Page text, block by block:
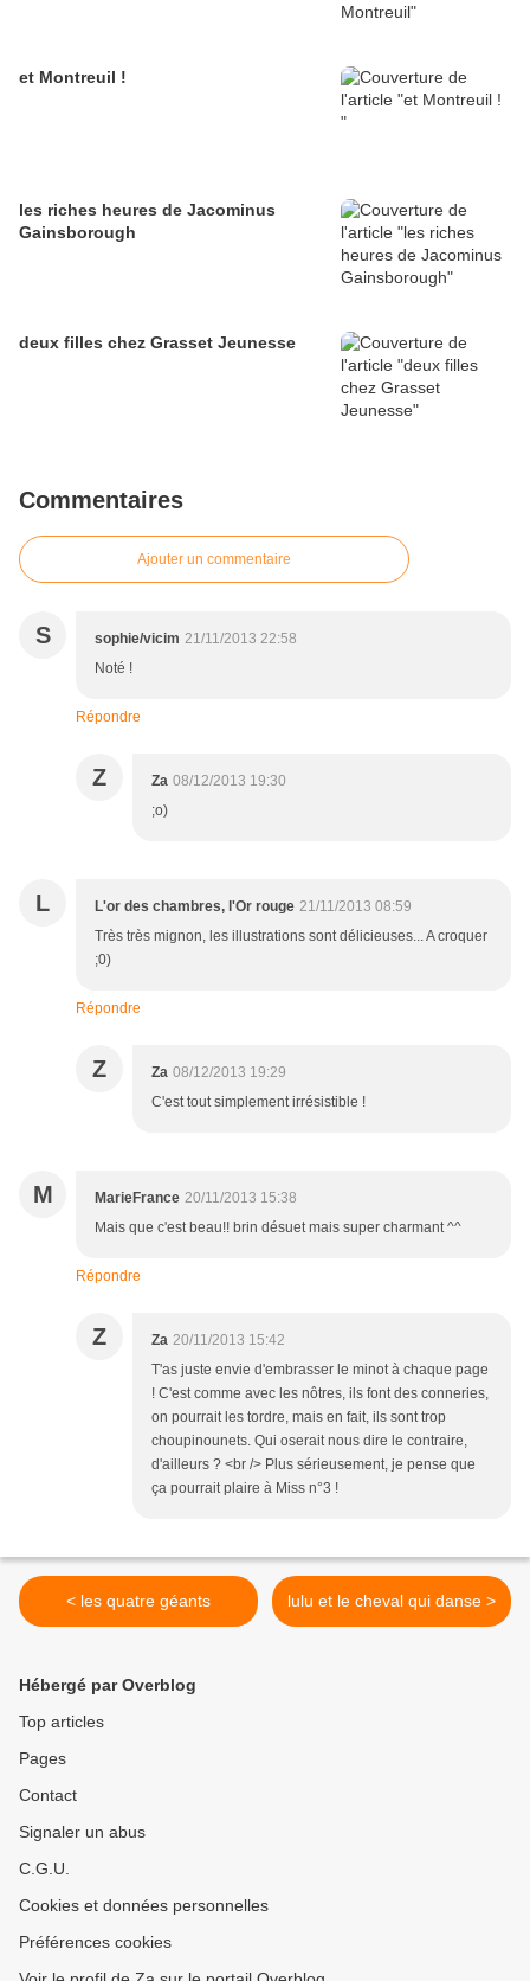
et Montreuil !
les riches heures de Jacominus
Gainsborough
deux filles chez Grasset Jeunesse
Commentaires
Ajouter un commentaire
S sophie/vicim 21/11/2013 22:58
Noté !
Répondre
Z Za 08/12/2013 19:30
;o)
L L'or des chambres, l'Or rouge 21/11/2013 08:59
Très très mignon, les illustrations sont délicieuses... A croquer
;0)
Répondre
Z Za 08/12/2013 19:29
C'est tout simplement irrésistible !
M MarieFrance 20/11/2013 15:38
Mais que c'est beau!! brin désuet mais super charmant ^^
Répondre
Z Za 20/11/2013 15:42
T'as juste envie d'embrasser le minot à chaque page
! C'est comme avec les nôtres, ils font des conneries,
on pourrait les tordre, mais en fait, ils sont trop
choupinounets. Qui oserait nous dire le contraire,
d'ailleurs ? <br /> Plus sérieusement, je pense que
ça pourrait plaire à Miss n°3 !
< les quatre géants lulu et le cheval qui danse >
Hébergé par Overblog
Top articles
Pages
Contact
Signaler un abus
C.G.U.
Cookies et données personnelles
Préférences cookies